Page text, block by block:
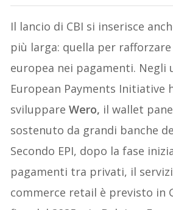
Il lancio di CBI si inserisce
più larga: quella per rafforzare
europea nei pagamenti. Negli
European Payments Initiative
sviluppareWero, il wallet
sostenuto da grandi banche
Secondo EPI, dopo la fase
pagamenti tra privati, il
commerce retail è previsto in